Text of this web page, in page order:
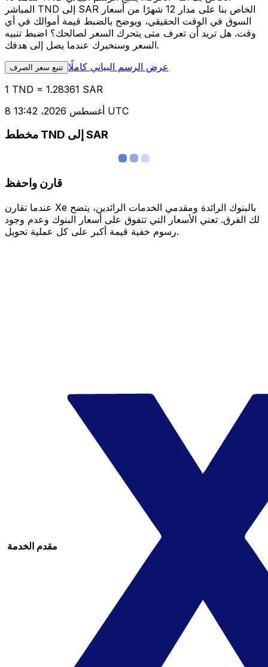
المباشر TND إلى SAR الخاص بنا على مدار 12 شهرًا من أسعار
السوق في الوقت الحقيقي، ويوضح بالضبط قيمة أموالك في أي
وقت. هل تريد أن تعرف متى يتحرك السعر لصالحك؟ اضبط تنبيه
السعر وسنخبرك عندما يصل إلى هدفك.
تتبع سعر الصرف عرض الرسم البياني كاملًا
1 TND = 1.28361 SAR
8 أغسطس 2026، 13:42 UTC
مخطط TND إلى SAR
قارن واحفظ
عندما تقارن Xe بالبنوك الرائدة ومقدمي الخدمات الرائدين، يتضح
لك الفرق. تعني الأسعار التي تتفوق على أسعار البنوك وعدم وجود
رسوم خفية قيمة أكبر على كل عملية تحويل.
مقدم الخدمة